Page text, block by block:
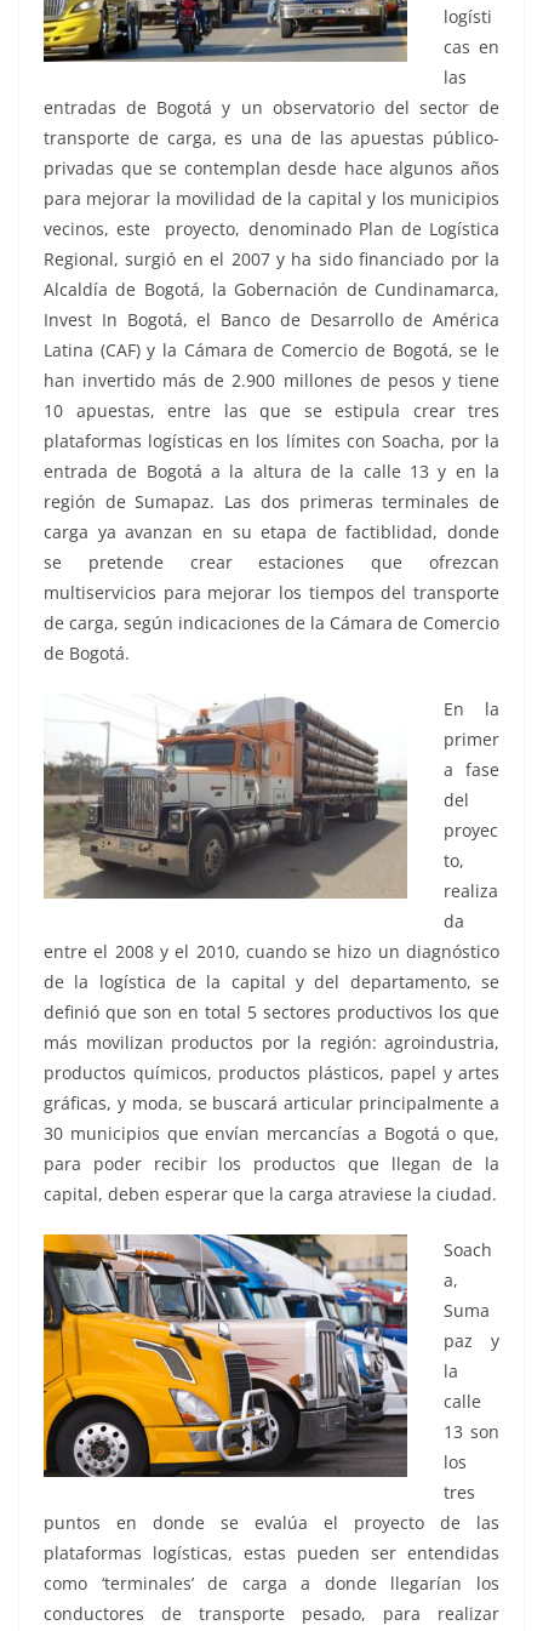
logísti
cas en
las
entradas de Bogotá y un observatorio del sector de
transporte de carga, es una de las apuestas público-
privadas que se contemplan desde hace algunos años
para mejorar la movilidad de la capital y los municipios
vecinos, este proyecto, denominado Plan de Logística
Regional, surgió en el 2007 y ha sido financiado por la
Alcaldía de Bogotá, la Gobernación de Cundinamarca,
Invest In Bogotá, el Banco de Desarrollo de América
Latina (CAF) y la Cámara de Comercio de Bogotá, se le
han invertido más de 2.900 millones de pesos y tiene
10 apuestas, entre las que se estipula crear tres
plataformas logísticas en los límites con Soacha, por la
entrada de Bogotá a la altura de la calle 13 y en la
región de Sumapaz. Las dos primeras terminales de
carga ya avanzan en su etapa de factiblidad, donde
se pretende crear estaciones que ofrezcan
multiservicios para mejorar los tiempos del transporte
de carga, según indicaciones de la Cámara de Comercio
de Bogotá.
En la
primer
a fase
del
proyec
to,
realiza
da
entre el 2008 y el 2010, cuando se hizo un diagnóstico
de la logística de la capital y del departamento, se
definió que son en total 5 sectores productivos los que
más movilizan productos por la región: agroindustria,
productos químicos, productos plásticos, papel y artes
gráficas, y moda, se buscará articular principalmente a
30 municipios que envían mercancías a Bogotá o que,
para poder recibir los productos que llegan de la
capital, deben esperar que la carga atraviese la ciudad.
Soach
a,
Suma
paz y
la
calle
13 son
los
tres
puntos en donde se evalúa el proyecto de las
plataformas logísticas, estas pueden ser entendidas
como ‘terminales’ de carga a donde llegarían los
conductores de transporte pesado, para realizar